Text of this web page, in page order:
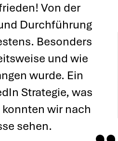
Von der
Durchführung
Besonders
und wie
wurde. Ein
Strategie, was
wir nach
sehen.